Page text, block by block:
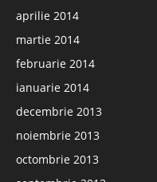
aprilie 2014
martie 2014
februarie 2014
ianuarie 2014
decembrie 2013
noiembrie 2013
octombrie 2013